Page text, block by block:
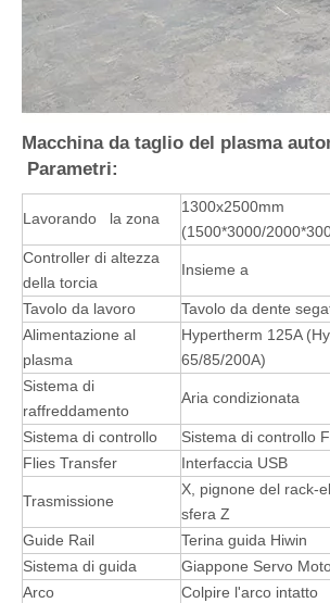
Macchina da taglio del plasma
Parametri:
Lavorando la zona
1300x2500mm
(1500*3000/
Controller di altezza
della torcia
Insieme a
Tavolo da lavoro
Tavolo da dente
Alimentazione al
plasma
Hypertherm 125A
65/85/200A)
Sistema di
raffreddamento
Aria condizionata
Sistema di controllo
Sistema di controllo
Flies Transfer
Interfaccia USB
Trasmissione
X, pignone del rack-
sfera Z
Guide Rail
Terina guida Hiwin
Sistema di guida
Giappone Servo
Arco
Colpire l'arco intatto